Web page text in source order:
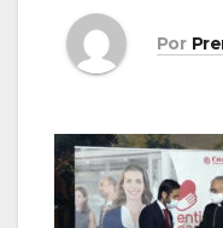
Por